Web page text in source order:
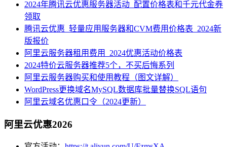
2024年腾讯云优惠服务器活动_配置价格表和千元代金券
领取
腾讯云优惠_轻量应用服务器和CVM费用价格表_2024新
版报价
阿里云服务器租用费用_2024优惠活动价格表
2024特价云服务器推荐5个，不买后悔系列
阿里云服务器购买和使用教程（图文详解）
WordPress更换域名MySQL数据库批量替换SQL语句
阿里云域名优惠口令（2024更新）
阿里云优惠2026